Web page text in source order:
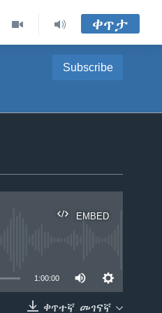
ቀጥታ
Subscribe
EMBED
1:00:00
ቀጥተኛ መገናኛ